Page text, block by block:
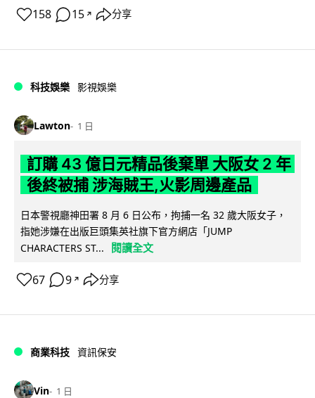
158 15 ↗ 分享
科技娛樂 影視娛樂
Lawton 1 日
訂購 43 億日元精品後棄單 大阪女 2 年
後終被捕 涉海賊王,火影周邊產品
日本警視廳神田署 8 月 6 日公布，拘捕一名 32 歲大阪女子，
指她涉嫌在出版巨頭集英社旗下官方網店「JUMP
CHARACTERS ST...
閱讀全文
67 9 ↗ 分享
商業科技 資訊保安
Vin 1 日